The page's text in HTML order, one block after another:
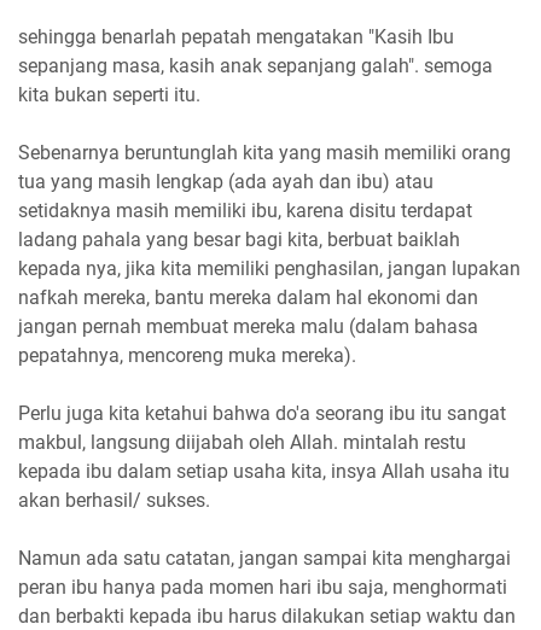
sehingga benarlah pepatah mengatakan "Kasih Ibu
sepanjang masa, kasih anak sepanjang galah". semoga
kita bukan seperti itu.
Sebenarnya beruntunglah kita yang masih memiliki orang
tua yang masih lengkap (ada ayah dan ibu) atau
setidaknya masih memiliki ibu, karena disitu terdapat
ladang pahala yang besar bagi kita, berbuat baiklah
kepada nya, jika kita memiliki penghasilan, jangan lupakan
nafkah mereka, bantu mereka dalam hal ekonomi dan
jangan pernah membuat mereka malu (dalam bahasa
pepatahnya, mencoreng muka mereka).
Perlu juga kita ketahui bahwa do'a seorang ibu itu sangat
makbul, langsung diijabah oleh Allah. mintalah restu
kepada ibu dalam setiap usaha kita, insya Allah usaha itu
akan berhasil/ sukses.
Namun ada satu catatan, jangan sampai kita menghargai
peran ibu hanya pada momen hari ibu saja, menghormati
dan berbakti kepada ibu harus dilakukan setiap waktu dan